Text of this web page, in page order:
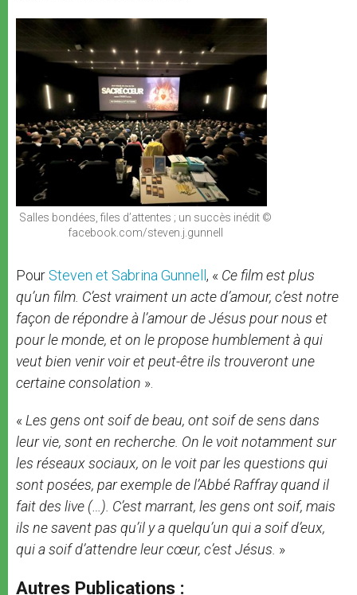
Salles bondées, files d’attentes ; un succès inédit ©
facebook.com/steven.j.gunnell
Pour Steven et Sabrina Gunnell, « Ce film est plus
qu’un film. C’est vraiment un acte d’amour, c’est notre
façon de répondre à l’amour de Jésus pour nous et
pour le monde, et on le propose humblement à qui
veut bien venir voir et peut-être ils trouveront une
certaine consolation ».
« Les gens ont soif de beau, ont soif de sens dans
leur vie, sont en recherche. On le voit notamment sur
les réseaux sociaux, on le voit par les questions qui
sont posées, par exemple de l’Abbé Raffray quand il
fait des live (…). C’est marrant, les gens ont soif, mais
ils ne savent pas qu’il y a quelqu’un qui a soif d’eux,
qui a soif d’attendre leur cœur, c’est Jésus. »
Autres Publications :